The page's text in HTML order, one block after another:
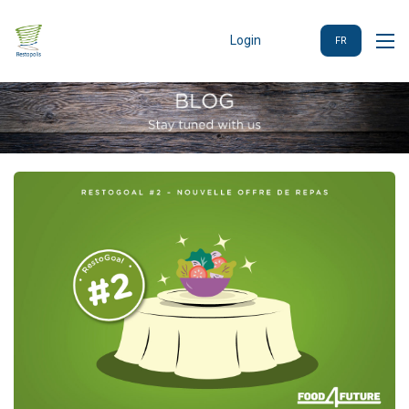
Login FR